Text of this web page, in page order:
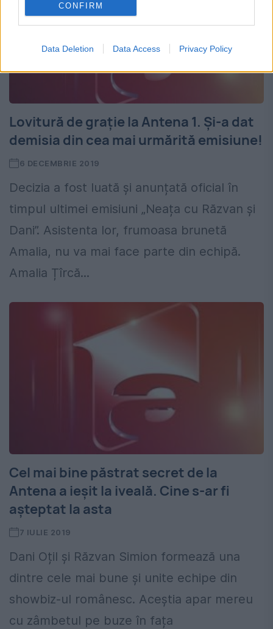
CONFIRM
Data Deletion Data Access Privacy Policy
Lovitură de grație la Antena 1. Și-a dat
demisia din cea mai urmărită emisiune!
6 DECEMBRIE 2019
Decizia a fost luată și anunțată oficial în
timpul ultimei emisiuni „Neața cu Răzvan și
Dani”. Asistenta lor, frumoasa brunetă
Amalia, nu va mai face parte din echipă.
Amalia Țîrcă...
Cel mai bine păstrat secret de la
Antena a ieșit la iveală. Cine s-ar fi
așteptat la asta
7 IULIE 2019
Dani Oțil și Răzvan Simion formează una
dintre cele mai bune și unite echipe din
showbiz-ul românesc. Aceștia apar mereu
cu zâmbetul pe buze în fața